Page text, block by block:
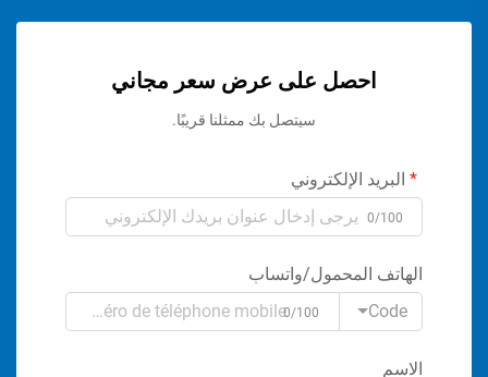
احصل على عرض سعر مجاني
سيتصل بك ممثلنا قريبًا.
البريد الإلكتروني
0/100
الهاتف المحمول/واتساب
Code
0/100
الاسم